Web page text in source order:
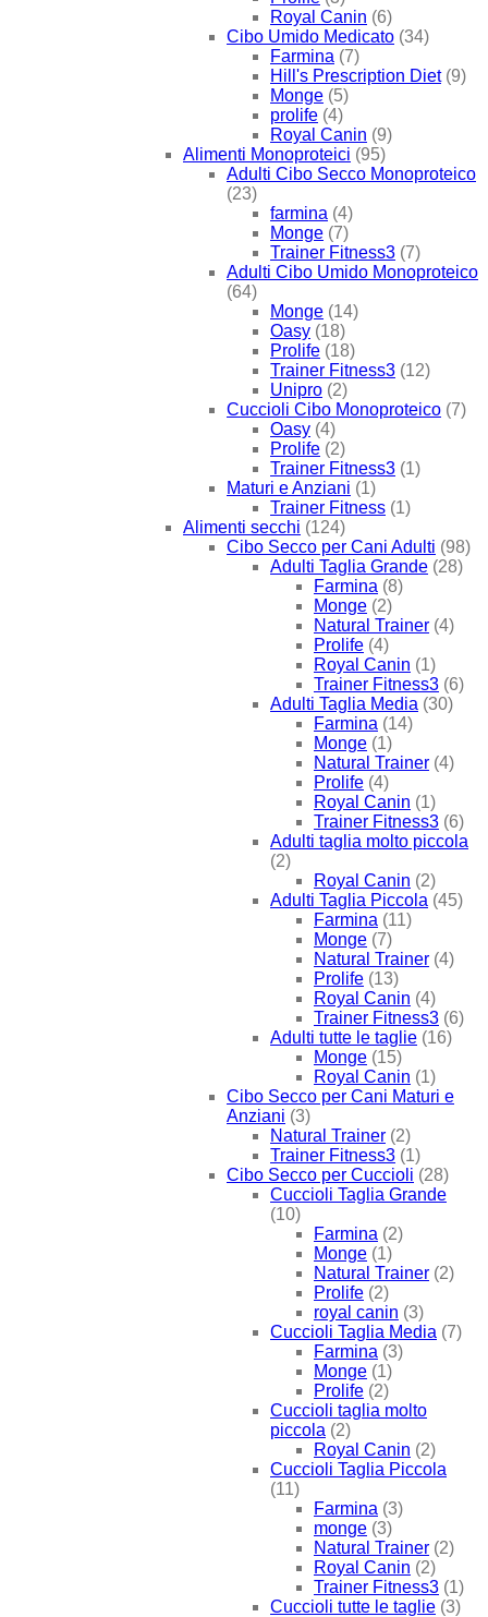
Royal Canin (6)
Cibo Umido Medicato (34)
Farmina (7)
Hill's Prescription Diet (9)
Monge (5)
prolife (4)
Royal Canin (9)
Alimenti Monoproteici (95)
Adulti Cibo Secco Monoproteico
(23)
farmina (4)
Monge (7)
Trainer Fitness3 (7)
Adulti Cibo Umido Monoproteico
(64)
Monge (14)
Oasy (18)
Prolife (18)
Trainer Fitness3 (12)
Unipro (2)
Cuccioli Cibo Monoproteico (7)
Oasy (4)
Prolife (2)
Trainer Fitness3 (1)
Maturi e Anziani (1)
Trainer Fitness (1)
Alimenti secchi (124)
Cibo Secco per Cani Adulti (98)
Adulti Taglia Grande (28)
Farmina (8)
Monge (2)
Natural Trainer (4)
Prolife (4)
Royal Canin (1)
Trainer Fitness3 (6)
Adulti Taglia Media (30)
Farmina (14)
Monge (1)
Natural Trainer (4)
Prolife (4)
Royal Canin (1)
Trainer Fitness3 (6)
Adulti taglia molto piccola
(2)
Royal Canin (2)
Adulti Taglia Piccola (45)
Farmina (11)
Monge (7)
Natural Trainer (4)
Prolife (13)
Royal Canin (4)
Trainer Fitness3 (6)
Adulti tutte le taglie (16)
Monge (15)
Royal Canin (1)
Cibo Secco per Cani Maturi e
Anziani (3)
Natural Trainer (2)
Trainer Fitness3 (1)
Cibo Secco per Cuccioli (28)
Cuccioli Taglia Grande
(10)
Farmina (2)
Monge (1)
Natural Trainer (2)
Prolife (2)
royal canin (3)
Cuccioli Taglia Media (7)
Farmina (3)
Monge (1)
Prolife (2)
Cuccioli taglia molto
piccola (2)
Royal Canin (2)
Cuccioli Taglia Piccola
(11)
Farmina (3)
monge (3)
Natural Trainer (2)
Royal Canin (2)
Trainer Fitness3 (1)
Cuccioli tutte le taglie (3)